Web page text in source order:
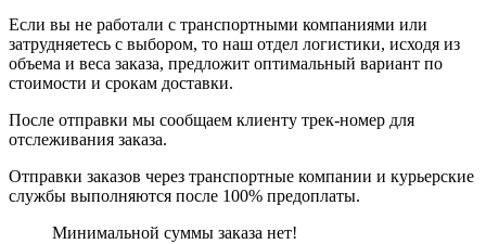
Если вы не работали с транспортными компаниями или
затрудняетесь с выбором, то наш отдел логистики, исходя из
объема и веса заказа, предложит оптимальный вариант по
стоимости и срокам доставки.
После отправки мы сообщаем клиенту трек-номер для
отслеживания заказа.
Отправки заказов через транспортные компании и курьерские
службы выполняются после 100% предоплаты.
Минимальной суммы заказа нет!